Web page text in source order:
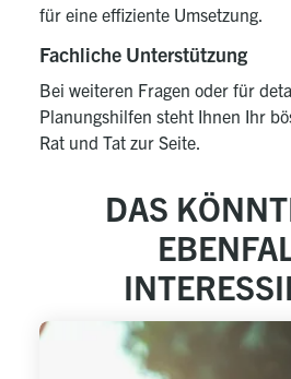
für eine effiziente Umsetzung.
Fachliche Unterstützung
Bei weiteren Fragen oder für
Planungshilfen steht Ihnen Ihr
Rat und Tat zur Seite.
DAS